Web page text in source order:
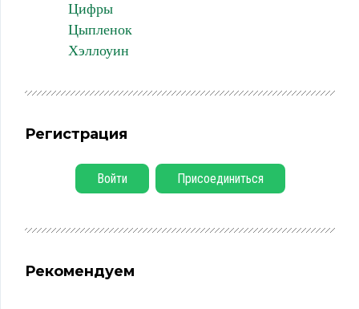
Цифры
Цыпленок
Хэллоуин
Регистрация
Войти Присоединиться
Рекомендуем